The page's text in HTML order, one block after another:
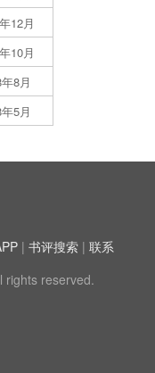
12月
10月
8月
5月
| 书评搜索| 联系
rights reserved.